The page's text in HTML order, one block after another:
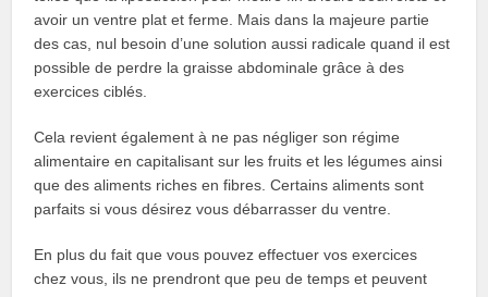
avoir un ventre plat et ferme. Mais dans la majeure partie
des cas, nul besoin d’une solution aussi radicale quand il est
possible de perdre la graisse abdominale grâce à des
exercices ciblés.
Cela revient également à ne pas négliger son régime
alimentaire en capitalisant sur les fruits et les légumes ainsi
que des aliments riches en fibres. Certains aliments sont
parfaits si vous désirez vous débarrasser du ventre.
En plus du fait que vous pouvez effectuer vos exercices
chez vous, ils ne prendront que peu de temps et peuvent